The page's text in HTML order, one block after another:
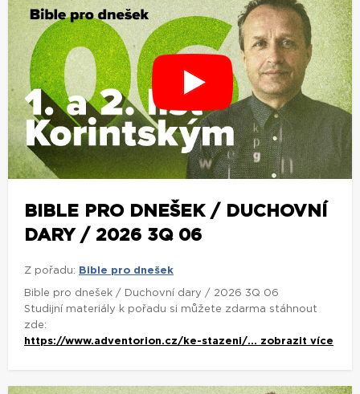
BIBLE PRO DNEŠEK / DUCHOVNÍ
DARY / 2026 3Q 06
Z pořadu: Bible pro dnešek
Bible pro dnešek / Duchovní dary / 2026 3Q 06
Studijní materiály k pořadu si můžete zdarma stáhnout
zde:
https://www.adventorion.cz/ke-stazeni/... zobrazit více